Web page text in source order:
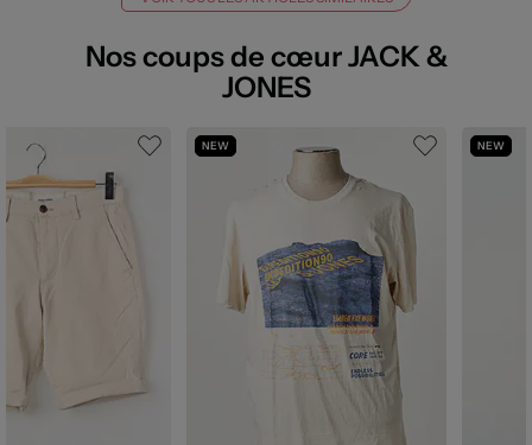
Nos coups de cœur JACK &
JONES
NEW NEW